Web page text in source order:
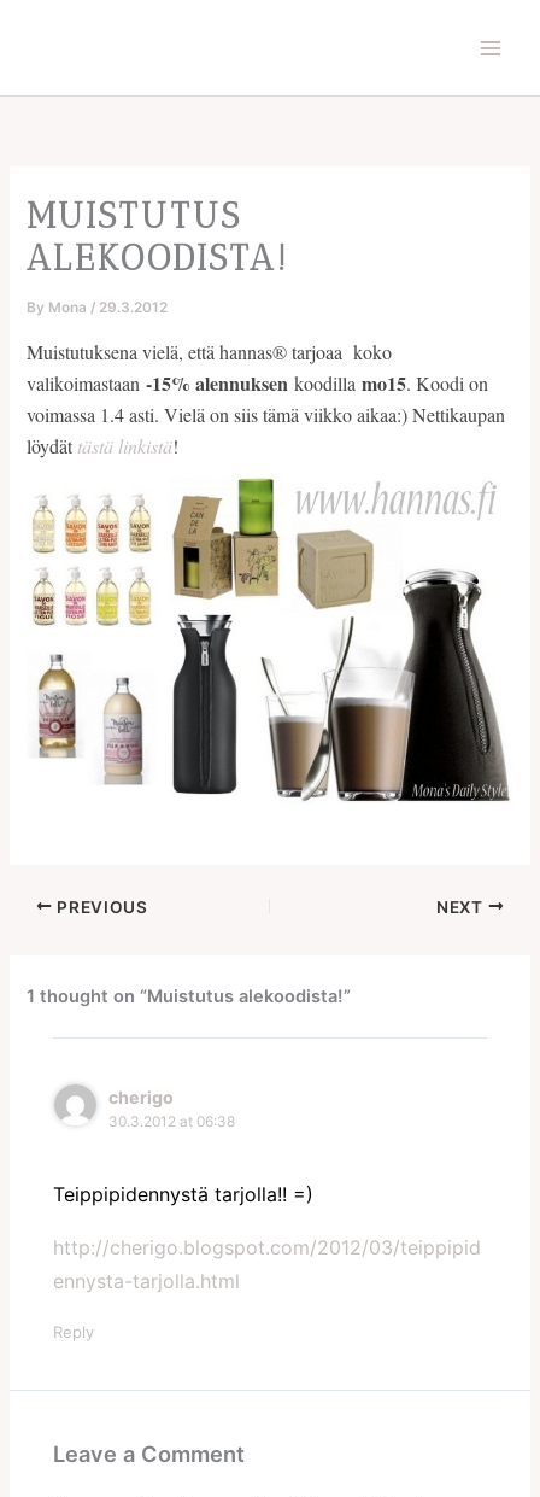
MUISTUTUS
ALEKOODISTA!
By Mona / 29.3.2012
Muistutuksena vielä, että hannas® tarjoaa koko
valikoimastaan -15% alennuksen koodilla mo15. Koodi on
voimassa 1.4 asti. Vielä on siis tämä viikko aikaa:) Nettikaupan
löydät tästä linkistä!
PREVIOUS NEXT
1 thought on “Muistutus alekoodista!”
cherigo
30.3.2012 at 06:38
Teippipidennystä tarjolla!! =)
http://cherigo.blogspot.com/2012/03/teippipid
ennysta-tarjolla.html
Reply
Leave a Comment